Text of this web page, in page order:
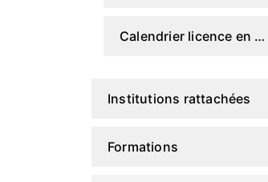
Calendrier licence en droit
Institutions rattachées
Formations